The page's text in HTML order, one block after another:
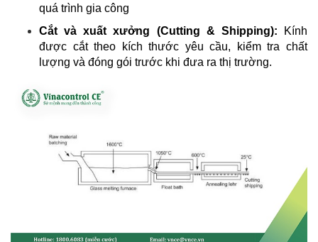
quá trình gia công
Cắt và xuất xưởng (Cutting & Shipping): Kính
được cắt theo kích thước yêu cầu, kiểm tra chất
lượng và đóng gói trước khi đưa ra thị trường.